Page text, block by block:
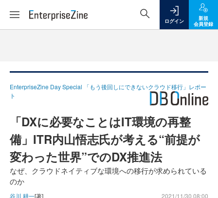
ログイン
新規
会員登録
EnterpriseZine Day Special 「もう後回しにできないクラウド移行」レポー
ト
「DXに必要なことはIT環境の再整
備」ITR内山悟志氏が考える“前提が
変わった世界”でのDX推進法
なぜ、クラウドネイティブな環境への移行が求められている
のか
谷川 耕一[著] 2021/11/30 08:00